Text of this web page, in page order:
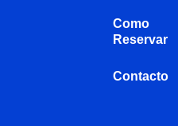
Como
Reservar
Contacto